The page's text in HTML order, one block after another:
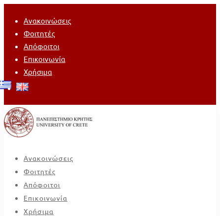
Ανακοινώσεις
Φοιτητές
Απόφοιτοι
Επικοινωνία
Χρήσιμα
Ανακοινώσεις
Φοιτητές
Απόφοιτοι
Επικοινωνία
Χρήσιμα